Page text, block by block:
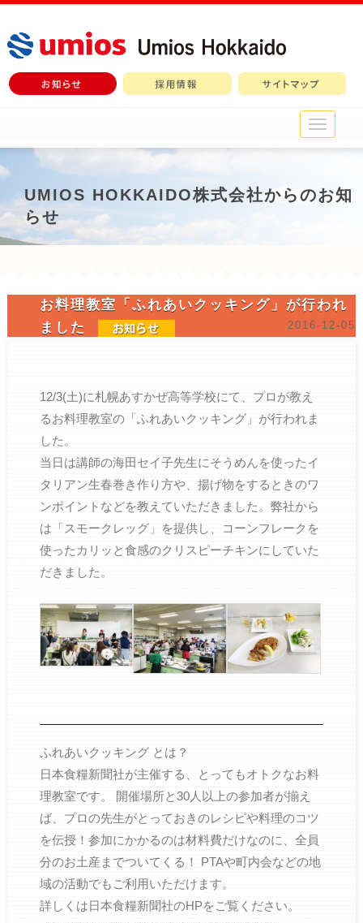
メ
イ
ニ
ュ
UMIOS HOKKAIDO株式会社からのお知
らせ
お料理教室「ふれあいクッキング」が行われ
ました
2016-12-05
12/3(土)に札幌あすかぜ高等学校にて、プロが教え
るお料理教室の「ふれあいクッキング」が行われま
した。
当日は講師の海田セイ子先生にそうめんを使ったイ
タリアン生春巻き作り方や、揚げ物をするときのワ
ンポイントなどを教えていただきました。弊社から
は「スモークレッグ」を提供し、コーンフレークを
使ったカリッと食感のクリスピーチキンにしていた
だきました。
ふれあいクッキング とは？
日本食糧新聞社が主催する、とってもオトクなお料
理教室です。 開催場所と30人以上の参加者が揃え
ば、プロの先生がとっておきのレシピや料理のコツ
を伝授！参加にかかるのは材料費だけなのに、全員
分のお土産までついてくる！ PTAや町内会などの地
域の活動でもご利用いただけます。
詳しくは日本食糧新聞社のHPをご覧ください。